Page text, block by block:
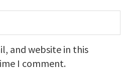
and website in this
I comment.